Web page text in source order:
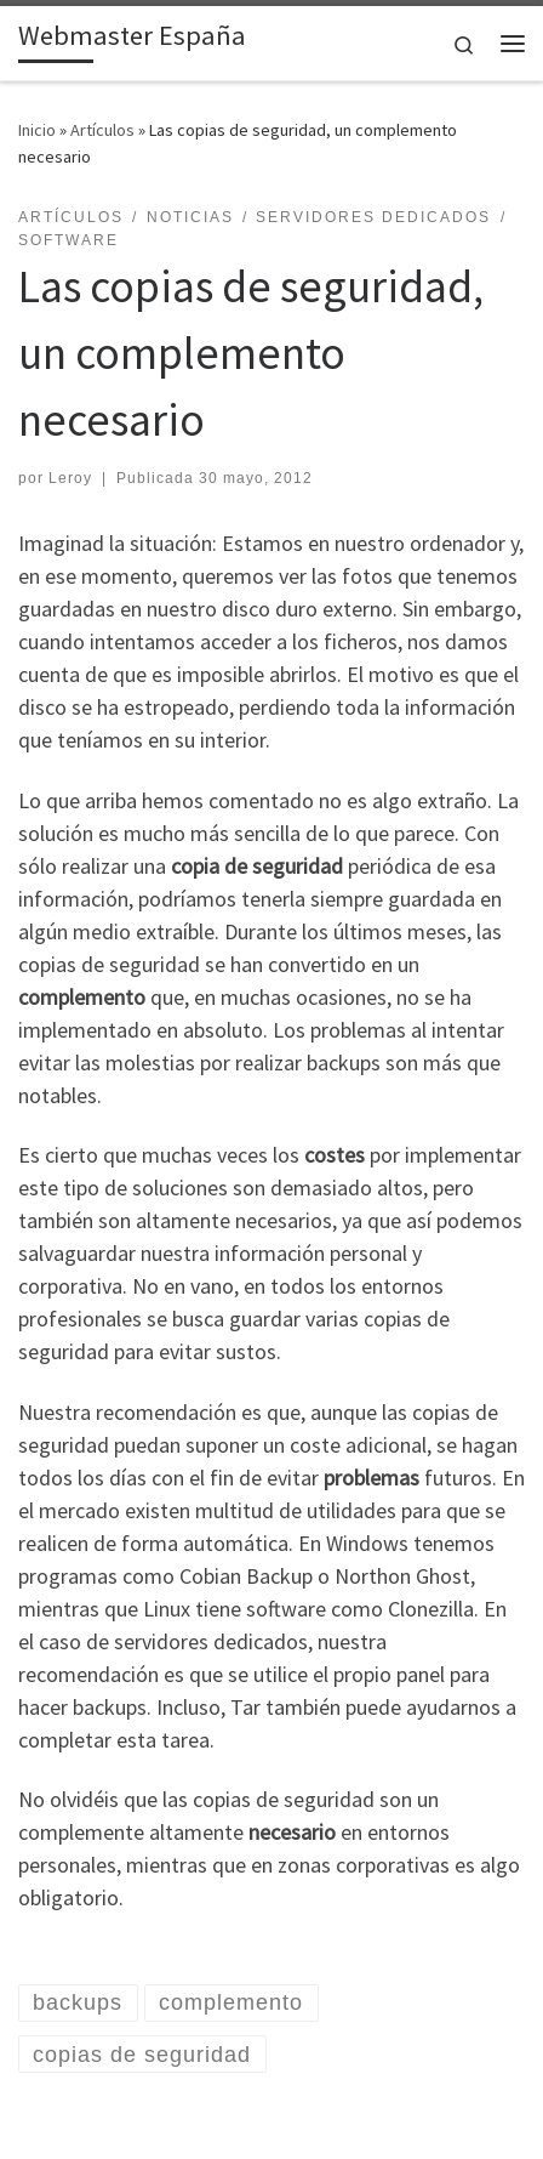
Saltar al contenido
Webmaster España
Search
Inicio »Artículos »Las copias de seguridad, un complemento
necesario
ARTÍCULOS NOTICIAS
SERVIDORES DEDICADOS
SOFTWARE
Las copias de seguridad,
un complemento
necesario
por Leroy Publicada 30 mayo, 2012
Imaginad la situación: Estamos en nuestro ordenador y,
en ese momento, queremos ver las fotos que tenemos
guardadas en nuestro disco duro externo. Sin embargo,
cuando intentamos acceder a los ficheros, nos damos
cuenta de que es imposible abrirlos. El motivo es que el
disco se ha estropeado, perdiendo toda la información
que teníamos en su interior.
Lo que arriba hemos comentado no es algo extraño. La
solución es mucho más sencilla de lo que parece. Con
sólo realizar una copia de seguridad periódica de esa
información, podríamos tenerla siempre guardada en
algún medio extraíble. Durante los últimos meses, las
copias de seguridad se han convertido en un
complemento que, en muchas ocasiones, no se ha
implementado en absoluto. Los problemas al intentar
evitar las molestias por realizar backups son más que
notables.
Es cierto que muchas veces los costes por implementar
este tipo de soluciones son demasiado altos, pero
también son altamente necesarios, ya que así podemos
salvaguardar nuestra información personal y
corporativa. No en vano, en todos los entornos
profesionales se busca guardar varias copias de
seguridad para evitar sustos.
Nuestra recomendación es que, aunque las copias de
seguridad puedan suponer un coste adicional, se hagan
todos los días con el fin de evitar problemas futuros. En
el mercado existen multitud de utilidades para que se
realicen de forma automática. En Windows tenemos
programas como Cobian Backup o Northon Ghost,
mientras que Linux tiene software como Clonezilla. En
el caso de servidores dedicados, nuestra
recomendación es que se utilice el propio panel para
hacer backups. Incluso, Tar también puede ayudarnos a
completar esta tarea.
No olvidéis que las copias de seguridad son un
complemente altamente necesario en entornos
personales, mientras que en zonas corporativas es algo
obligatorio.
backups complemento
copias de seguridad